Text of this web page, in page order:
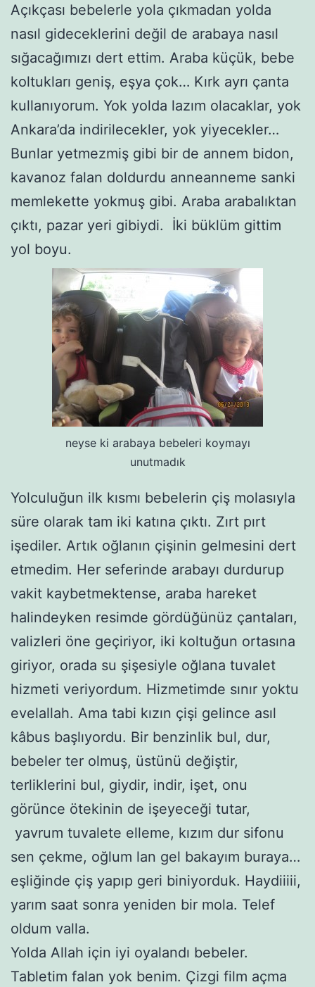
Açıkçası bebelerle yola çıkmadan yolda
nasıl gideceklerini değil de arabaya nasıl
sığacağımızı dert ettim. Araba küçük, bebe
koltukları geniş, eşya çok… Kırk ayrı çanta
kullanıyorum. Yok yolda lazım olacaklar, yok
Ankara’da indirilecekler, yok yiyecekler…
Bunlar yetmezmiş gibi bir de annem bidon,
kavanoz falan doldurdu anneanneme sanki
memlekette yokmuş gibi. Araba arabalıktan
çıktı, pazar yeri gibiydi. İki büklüm gittim
yol boyu.
neyse ki arabaya bebeleri koymayı
unutmadık
Yolculuğun ilk kısmı bebelerin çiş molasıyla
süre olarak tam iki katına çıktı. Zırt pırt
işediler. Artık oğlanın çişinin gelmesini dert
etmedim. Her seferinde arabayı durdurup
vakit kaybetmektense, araba hareket
halindeyken resimde gördüğünüz çantaları,
valizleri öne geçiriyor, iki koltuğun ortasına
giriyor, orada su şişesiyle oğlana tuvalet
hizmeti veriyordum. Hizmetimde sınır yoktu
evelallah. Ama tabi kızın çişi gelince asıl
kâbus başlıyordu. Bir benzinlik bul, dur,
bebeler ter olmuş, üstünü değiştir,
terliklerini bul, giydir, indir, işet, onu
görünce ötekinin de işeyeceği tutar,
yavrum tuvalete elleme, kızım dur sifonu
sen çekme, oğlum lan gel bakayım buraya…
eşliğinde çiş yapıp geri biniyorduk. Haydiiiii,
yarım saat sonra yeniden bir mola. Telef
oldum valla.
Yolda Allah için iyi oyalandı bebeler.
Tabletim falan yok benim. Çizgi film açma